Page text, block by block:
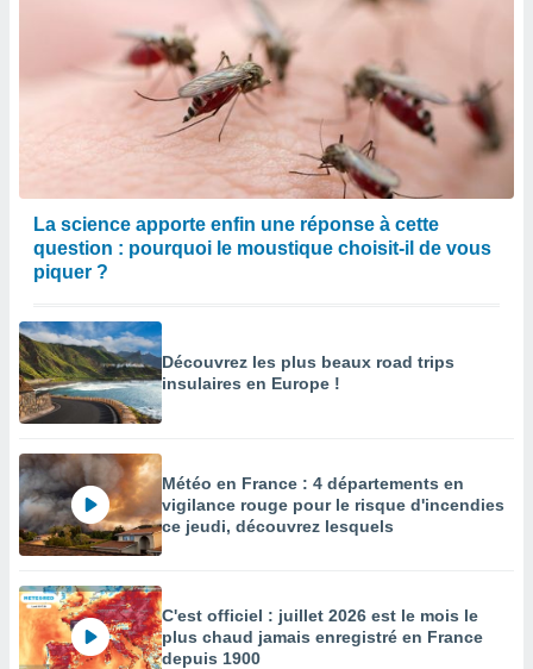
La science apporte enfin une réponse à cette
question : pourquoi le moustique choisit-il de vous
piquer ?
Découvrez les plus beaux road trips
insulaires en Europe !
Météo en France : 4 départements en
vigilance rouge pour le risque d'incendies
ce jeudi, découvrez lesquels
C'est officiel : juillet 2026 est le mois le
plus chaud jamais enregistré en France
depuis 1900